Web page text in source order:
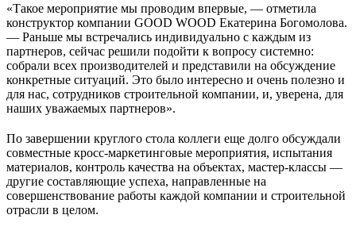
«Такое мероприятие мы проводим впервые, — отметила
конструктор компании GOOD WOOD Екатерина Богомолова.
— Раньше мы встречались индивидуально с каждым из
партнеров, сейчас решили подойти к вопросу системно:
собрали всех производителей и представили на обсуждение
конкретные ситуаций. Это было интересно и очень полезно и
для нас, сотрудников строительной компании, и, уверена, для
наших уважаемых партнеров».
По завершении круглого стола коллеги еще долго обсуждали
совместные кросс-маркетинговые мероприятия, испытания
материалов, контроль качества на объектах, мастер-классы —
другие составляющие успеха, направленные на
совершенствование работы каждой компании и строительной
отрасли в целом.